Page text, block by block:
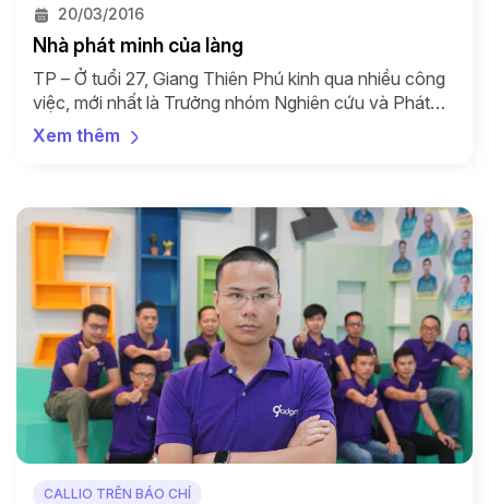
20/03/2016
Nhà phát minh của làng
TP – Ở tuổi 27, Giang Thiên Phú kinh qua nhiều công
việc, mới nhất là Trưởng nhóm Nghiên cứu và Phát
triển sản phẩm Công ty Vincommerce của Tập đoàn
Vingroup. Dù làm việc gì, anh chàng này cũng sáng
Xem thêm
CALLIO TRÊN BÁO CHÍ